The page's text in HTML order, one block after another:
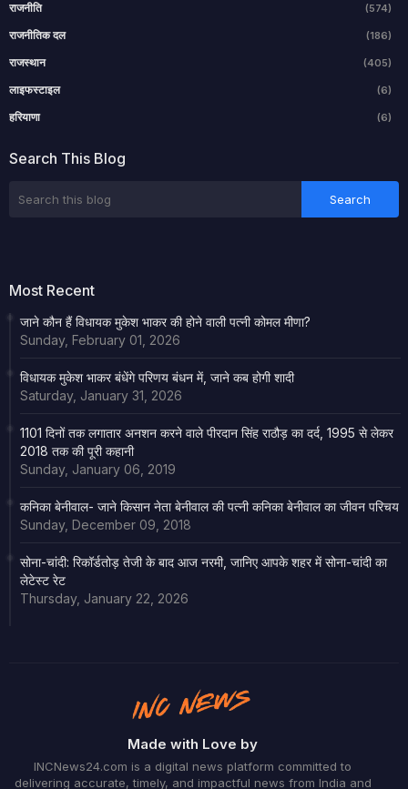
राजनीति (574)
राजनीतिक दल (186)
राजस्थान (405)
लाइफस्टाइल (6)
हरियाणा (6)
Search This Blog
Most Recent
जाने कौन हैं विधायक मुकेश भाकर की होने वाली पत्नी कोमल मीणा?
Sunday, February 01, 2026
विधायक मुकेश भाकर बंधेंगे परिणय बंधन में, जाने कब होगी शादी
Saturday, January 31, 2026
1101 दिनों तक लगातार अनशन करने वाले पीरदान सिंह राठौड़ का दर्द, 1995 से लेकर
2018 तक की पूरी कहानी
Sunday, January 06, 2019
कनिका बेनीवाल- जाने किसान नेता बेनीवाल की पत्नी कनिका बेनीवाल का जीवन परिचय
Sunday, December 09, 2018
सोना-चांदी: रिकॉर्डतोड़ तेजी के बाद आज नरमी, जानिए आपके शहर में सोना-चांदी का
लेटेस्ट रेट
Thursday, January 22, 2026
Made with Love by
INCNews24.com is a digital news platform committed to
delivering accurate, timely, and impactful news from India and